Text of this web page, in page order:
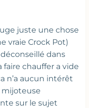
juste une chose
vraie Crock Pot)
dans
faire chauffer a vide
n’a aucun intérêt
mijoteuse
sur le sujet